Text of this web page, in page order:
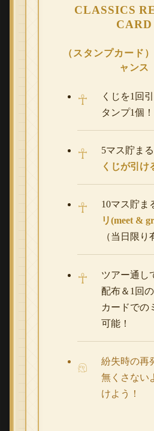
CLASSICS
CARD
（スタンプカード
ャンス
くじを1回
タンプ1個！
5マス貯ま
くじが引け
10マス貯ま
リ(meet &
（当日限り
ツアー通し
配布＆1回
カードでの
可能！
紛失時の再
無くさない
けよう！